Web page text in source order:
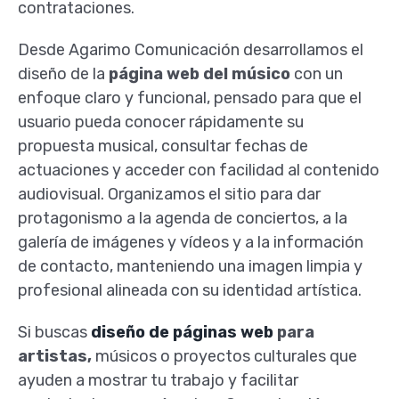
contrataciones.
Desde Agarimo Comunicación desarrollamos el
diseño de la página web del músicocon un
enfoque claro y funcional, pensado para que el
usuario pueda conocer rápidamente su
propuesta musical, consultar fechas de
actuaciones y acceder con facilidad al contenido
audiovisual. Organizamos el sitio para dar
protagonismo a la agenda de conciertos, a la
galería de imágenes y vídeos y a la información
de contacto, manteniendo una imagen limpia y
profesional alineada con su identidad artística.
Si buscas diseño de páginas webpara
artistas,músicos o proyectos culturales que
ayuden a mostrar tu trabajo y facilitar